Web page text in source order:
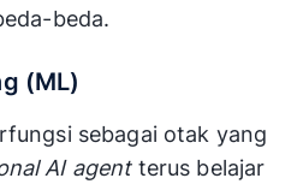
beda.
(ML)
sebagai otak yang
AI agentterus belajar